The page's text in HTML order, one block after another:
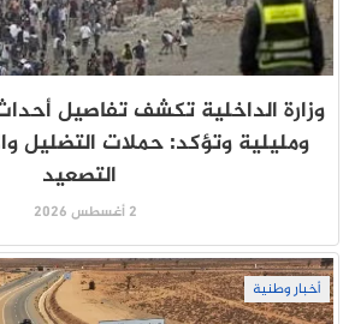
وزارة الداخلية تكشف تفاصيل
ومليلية وتؤكد: حملات التضليل
التصعيد
2 أغسطس 2026
أخبار وطنية